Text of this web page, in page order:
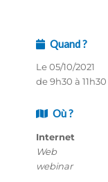
Quand ?
Le 05/10/2021
de 9h30 à 11h30
Où ?
Internet
Web
webinar